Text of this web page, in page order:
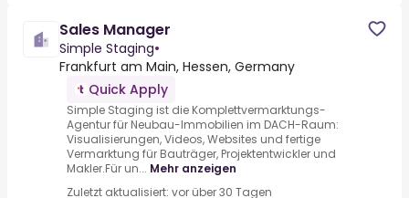
Sales Manager
Simple Staging•
Frankfurt am Main, Hessen, Germany
Quick Apply
Simple Staging ist die Komplettvermarktungs-
Agentur für Neubau-Immobilien im DACH-Raum:
Visualisierungen, Videos, Websites und fertige
Vermarktung für Bauträger, Projektentwickler und
Makler.Für un... Mehr anzeigen
Zuletzt aktualisiert: vor über 30 Tagen